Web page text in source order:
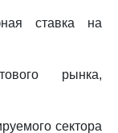
ставка на
рынка,
сектора